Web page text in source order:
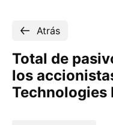
Atrás
Total de
los
Technologies